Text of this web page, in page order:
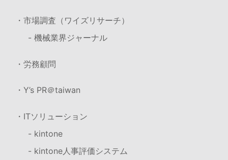
・市場調査（ワイズリサーチ）
- 機械業界ジャーナル
・労務顧問
・Y’s PR＠taiwan
・ITソリューション
- kintone
- kintone人事評価システム